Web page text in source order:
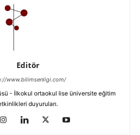
Editör
www.bilimsenligi.com/
- İlkokul ortaokul lise üniversite eğitim
duyuruları.